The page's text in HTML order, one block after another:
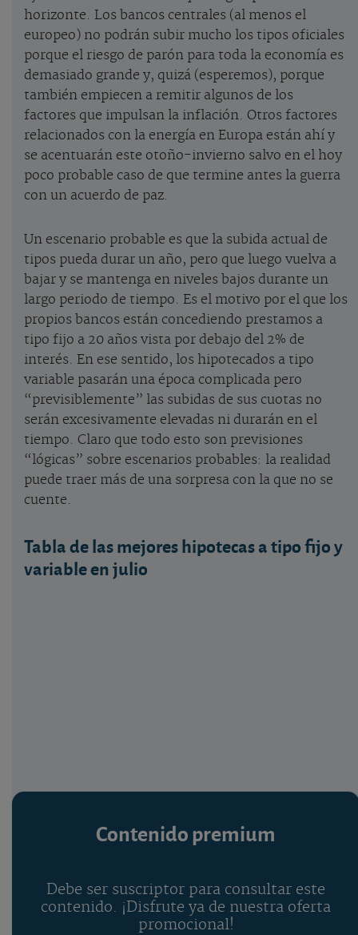
horizonte. Los bancos centrales (al menos el
europeo) no podrán subir mucho los tipos oficiales
porque el riesgo de parón para toda la economía es
demasiado grande y, quizá (esperemos), porque
también empiecen a remitir algunos de los
factores que impulsan la inflación. Otros factores
relacionados con la energía en Europa están ahí y
se acentuarán este otoño-invierno salvo en el hoy
poco probable caso de que termine antes la guerra
con un acuerdo de paz.
Un escenario probable es que la subida actual de
tipos pueda durar un año, pero que luego vuelva a
bajar y se mantenga en niveles bajos durante un
largo periodo de tiempo. Es el motivo por el que los
propios bancos están concediendo prestamos a
tipo fijo a 20 años vista por debajo del 2% de
interés. En ese sentido, los hipotecados a tipo
variable pasarán una época complicada pero
“previsiblemente” las subidas de sus cuotas no
serán excesivamente elevadas ni durarán en el
tiempo. Claro que todo esto son previsiones
“lógicas” sobre escenarios probables: la realidad
puede traer más de una sorpresa con la que no se
cuente.
Tabla de las mejores hipotecas a tipo fijo y
variable en julio
Contenido premium
Debe ser suscriptor para consultar este
contenido. ¡Disfrute ya de nuestra oferta
promocional!